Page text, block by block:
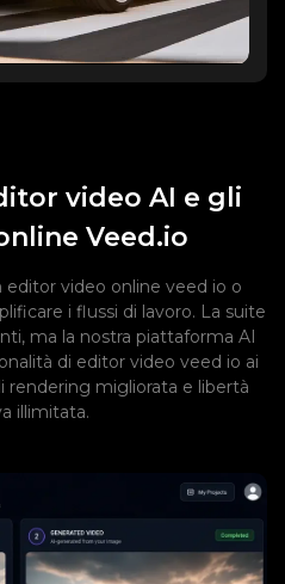
video AI e gli
Veed.io
video online veed io o
i flussi di lavoro. La suite
ma la nostra piattaforma AI
di editor video veed io ai
rendering migliorata e libertà
illimitata.